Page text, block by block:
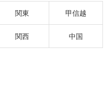
関東 甲信越
関西 中国